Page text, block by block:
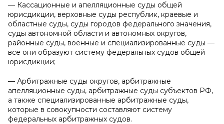
— Кассационные и апелляционные суды общей
юрисдикции, верховные суды республик, краевые и
областные суды, суды городов федерального значения,
суды автономной области и автономных округов,
районные суды, военные и специализированные суды —
все они образуют систему федеральных судов общей
юрисдикции;
— Арбитражные суды округов, арбитражные
апелляционные суды, арбитражные суды субъектов РФ,
а также специализированные арбитражные суды,
которые в совокупности составляют систему
федеральных арбитражных судов.